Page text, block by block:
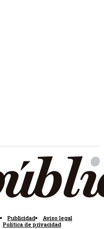
Publicidad
Aviso legal
Política de privacidad